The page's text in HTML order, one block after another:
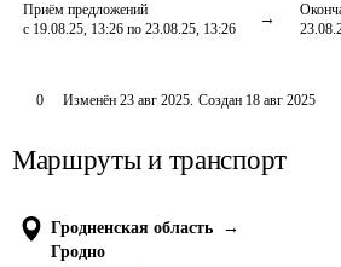
Приём предложений
с 19.08.25, 13:26 по 23.08.25, 13:26
0 Изменён 23 авг 2025. Создан 18 авг 2025
Маршруты и транспорт
Гродненская область
→
Гродно